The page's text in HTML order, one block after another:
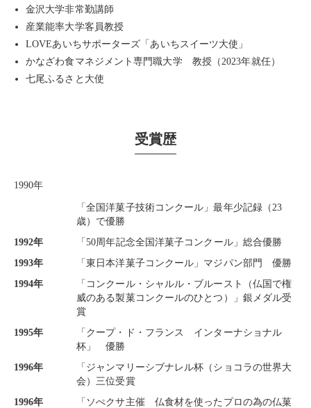
金沢大学非常勤講師
産業能率大学客員教授
LOVEあいちサポーターズ「あいちスイーツ大使」
かなざわ食マネジメント専門職大学 教授（2023年就任）
七尾ふるさと大使
受賞歴
1990年
「全国洋菓子技術コンクール」最年少記録（23
歳）で優勝
1992年
「50周年記念全国洋菓子コンクール」総合優勝
1993年
「東日本洋菓子コンクール」マジパン部門 優勝
1994年
「コンクール・シャルル・ブルースト（仏国で権
威のある製菓コンクールのひとつ）」銀メダル受
賞
1995年
「クープ・ド・フランス インターナショナル
杯」 優勝
1996年
「ジャンマリーシブナレル杯（ショコラの世界大
会）三位受賞
1996年
「ソぺクサ主催 仏食材を使ったプロの為の仏菓